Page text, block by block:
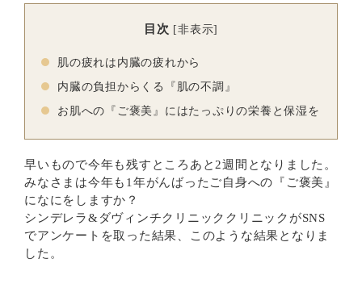
目次 [非表示]
肌の疲れは内臓の疲れから
内臓の負担からくる『肌の不調』
お肌への『ご褒美』にはたっぷりの栄養と保湿を
早いもので今年も残すところあと2週間となりました。
みなさまは今年も1年がんばったご自身への『ご褒美』
になにをしますか？
シンデレラ&ダヴィンチクリニッククリニックがSNS
でアンケートを取った結果、このような結果となりま
した。